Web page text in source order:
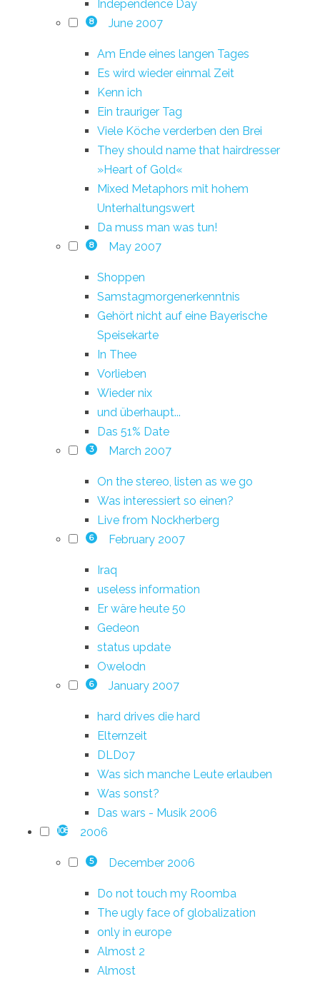
Independence Day
8 June 2007
Am Ende eines langen Tages
Es wird wieder einmal Zeit
Kenn ich
Ein trauriger Tag
Viele Köche verderben den Brei
They should name that hairdresser
»Heart of Gold«
Mixed Metaphors mit hohem
Unterhaltungswert
Da muss man was tun!
8 May 2007
Shoppen
Samstagmorgenerkenntnis
Gehört nicht auf eine Bayerische
Speisekarte
In Thee
Vorlieben
Wieder nix
und überhaupt...
Das 51% Date
3 March 2007
On the stereo, listen as we go
Was interessiert so einen?
Live from Nockherberg
6 February 2007
Iraq
useless information
Er wäre heute 50
Gedeon
status update
Owelodn
6 January 2007
hard drives die hard
Elternzeit
DLD07
Was sich manche Leute erlauben
Was sonst?
Das wars - Musik 2006
108 2006
5 December 2006
Do not touch my Roomba
The ugly face of globalization
only in europe
Almost 2
Almost